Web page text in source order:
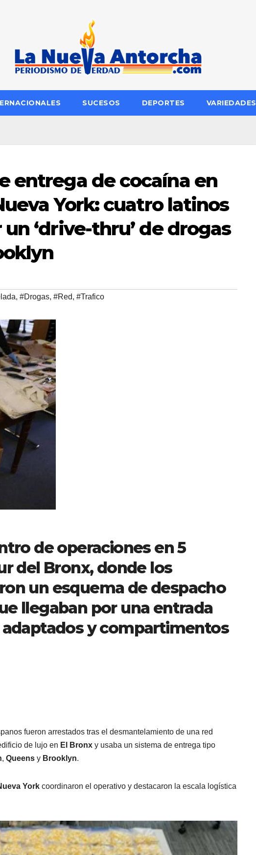
SUCESOS DEPORTES VARIEDADES
entrega de cocaína en
York: cuatro latinos
‘drive-thru’ de drogas
, #Drogas, #Red, #Trafico
de operaciones en 5
del Bronx, donde los
un esquema de despacho
llegaban por una entrada
y compartimentos
fueron arrestados tras el desmantelamiento de una red
de lujo en El Bronx y usaba un sistema de entrega tipo
, Queens y Brooklyn.
York coordinaron el operativo y destacaron la escala logística